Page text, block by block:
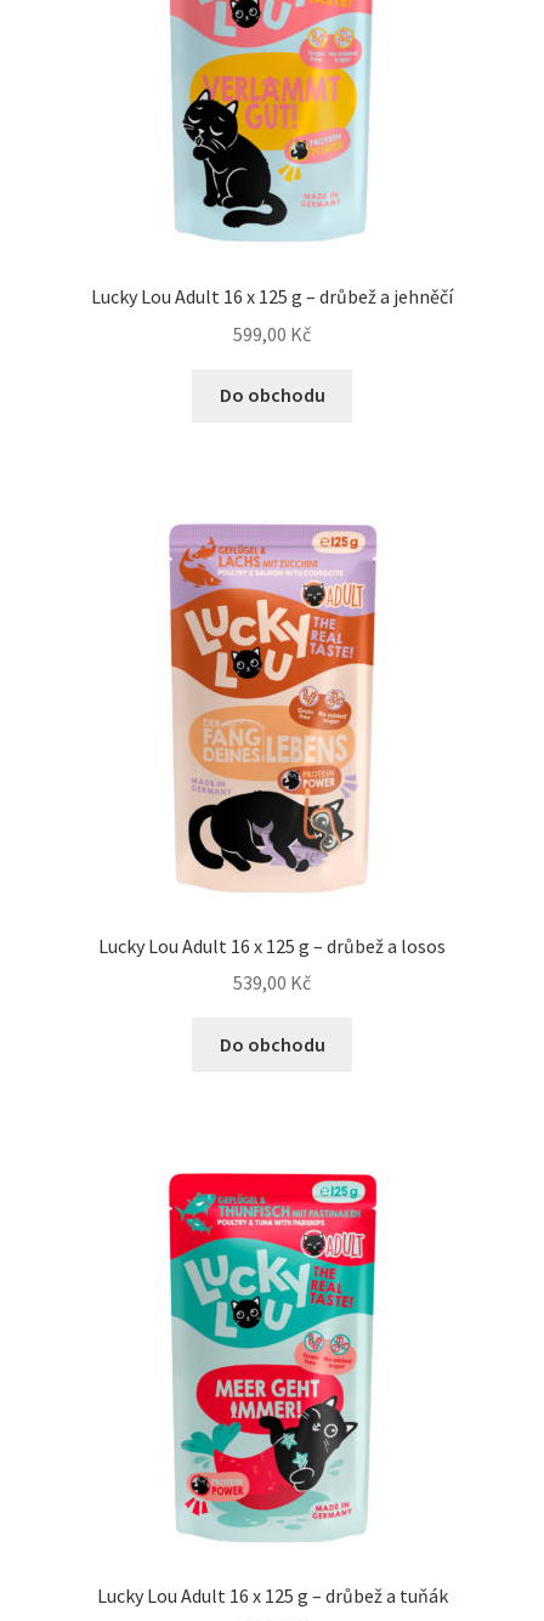
Škrabadla pro kočky
Veterinární dieta pro kočky
Vše pro psy — Krmivo, doplňky, vybavení
Happy Dog — Německá kvalita a přirozené složení
Konzervy a kapsičky pro psy
N&D Farmina pro psy — Italské holistic krmivo
Oblečky pro psy
Pamlsky pro psy
Purizon pro psy — Vysoký obsah masa, bez obilovin
Royal Canin pro psy
Veterinární dieta pro psy
Wolf of Wilderness
Lucky Lou Adult 16 x 125 g – drůbež a jehněčí
599,00 Kč
Do obchodu
Lucky Lou Adult 16 x 125 g – drůbež a losos
539,00 Kč
Do obchodu
Lucky Lou Adult 16 x 125 g – drůbež a tuňák